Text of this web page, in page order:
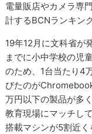
電量販店やカメラ専
計するBCNランキン
19年12月に文科省が
までに小中学校の児
のため、1台当たり4
びたのが
万円以下の製品が多
教育現場にマッチし
搭載マシンが5割近